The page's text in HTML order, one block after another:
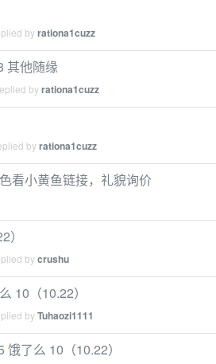
byrationa1cuzz
其他随缘
byrationa1cuzz
byrationa1cuzz
看小黄鱼链接，礼貌询价
bycrushu
10（10.22）
byTuhaozi1111
了么 10（10.22）